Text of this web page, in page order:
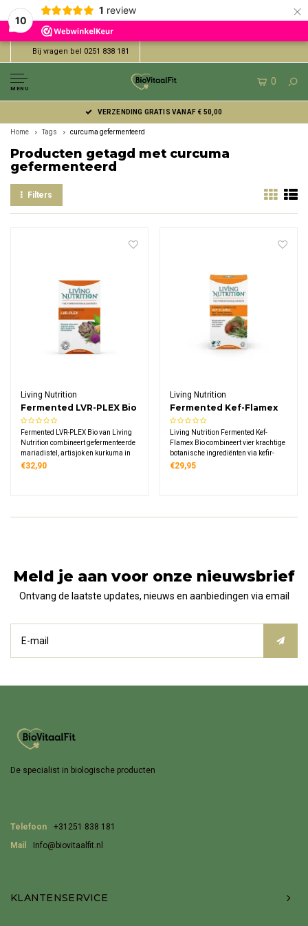
10
1 review ×
Bij vragen bel 0251 838 181
MENU
0
VERZENDING GRATIS VANAF € 50,00
Home Tags curcuma gefermenteerd
Producten getagd met curcuma
gefermenteerd
Filters
Living Nutrition
Fermented LVR-PLEX Bio
Fermented LVR-PLEX Bio van Living
Nutrition combineert gefermenteerde
mariadistel, artisjok en kurkuma in
een biologische formule. Deze unieke
€32,90
Living Nutrition
Fermented Kef-Flamex
Bio
Living Nutrition Fermented Kef-
Flamex Bio combineert vier krachtige
botanische ingrediënten via kefir-
kombucha fermentatie. Deze
€29,95
Meld je aan voor onze nieuwsbrief
Ontvang de laatste updates, nieuws en aanbiedingen via email
De specialist in biologische producten
Telefoon
+31251 838 181
Mail
Info@biovitaalfit.nl
KLANTENSERVICE